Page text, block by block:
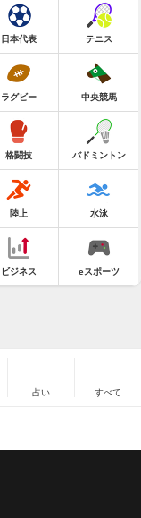
日本代表 テニス
ラグビー 中央競馬
格闘技 バドミントン
陸上 水泳
ビジネス eスポーツ
占い すべて